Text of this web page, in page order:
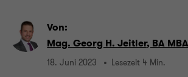
Von:
Mag. Georg H. Jeitler, BA
18. Juni 2023 Lesezeit 4 Min.